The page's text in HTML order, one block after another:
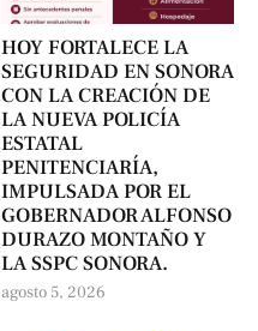
HOY FORTALECE LA
SEGURIDAD EN SONORA
CON LA CREACIÓN DE
LA NUEVA POLICÍA
ESTATAL
PENITENCIARÍA,
IMPULSADA POR EL
GOBERNADOR ALFONSO
DURAZO MONTAÑO Y
LA SSPC SONORA.
agosto 5, 2026